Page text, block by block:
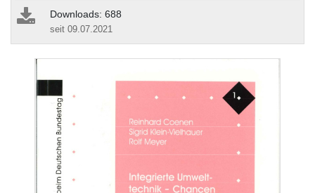
Downloads: 688
seit 09.07.2021